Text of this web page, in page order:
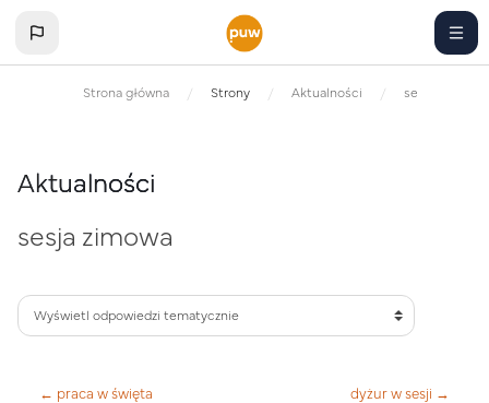
Strona główna Strony Aktualności sesja zimowa
Aktualności
sesja zimowa
← praca w święta dyżur w sesji →